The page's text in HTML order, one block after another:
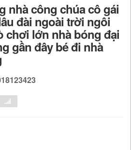
nhà công chúa cô gái
đài ngoài trời ngôi
chơi lớn nhà bóng đại
gần đây bé đi nhà